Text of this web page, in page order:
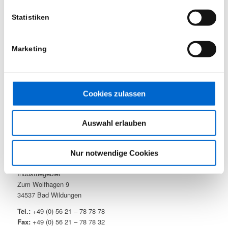
Statistiken
Marketing
Cookies zulassen
Auswahl erlauben
Nur notwendige Cookies
Montag bis Freitag
Samstag und Sonntag
Mietpark (geschützter Bereich)
Bänfer GmbH – Bereich Veranstaltungstechnik
Industriegebiet
Zum Wolfhagen 9
34537 Bad Wildungen
Tel.:+49 (0) 56 21 – 78 78 78
Fax:+49 (0) 56 21 – 78 78 32